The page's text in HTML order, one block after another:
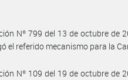
Nº 799 del 13 de octubre de
el referido mecanismo para la
Nº 109 del 19 de octubre de